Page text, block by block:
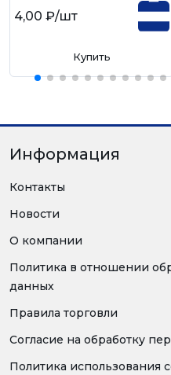
4,00 ₽/шт
Купить
Информация
Контакты
Новости
О компании
Политика в отношении
данных
Правила торговли
Согласие на обработку
Политика использования